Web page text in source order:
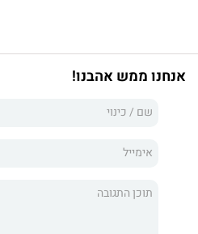
אושרם?
נפלאה, ועוד ספרים רבים אחרים,
מתגוררת בדרום קליפורניה עם
חתוליה. כשהיא לא כותבת, היא
אנחנו ממש אהבנו!